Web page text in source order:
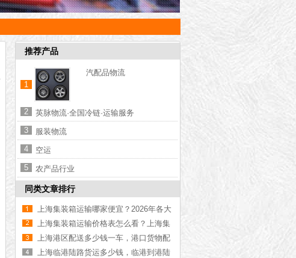
推荐产品
1
汽配品物流
2
英脉物流·全国冷链·运输服务
3
服装物流
4
空运
5
农产品行业
同类文章排行
上海集装箱运输哪家便宜？2026年各大
物流公司推荐【最新更新】
上海集装箱运输价格表怎么看？上海集
装箱运输价格指南【最新更新】
上海港区配送多少钱一车，港口货物配
送服务收费价格表【含最新报价】
上海临港陆路货运多少钱，临港到港陆